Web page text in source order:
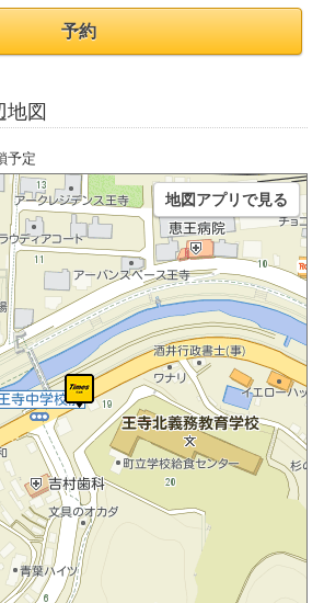
予約
地図
予定
地図アプリで見る